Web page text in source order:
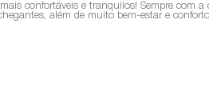
confortáveis e tranquilos! Sempre com
além de muito bem-estar e